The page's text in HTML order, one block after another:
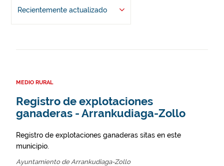
Recientemente actualizado
MEDIO RURAL
Registro de explotaciones
ganaderas - Arrankudiaga-Zollo
Registro de explotaciones ganaderas sitas en este
municipio.
Ayuntamiento de Arrankudiaga-Zollo